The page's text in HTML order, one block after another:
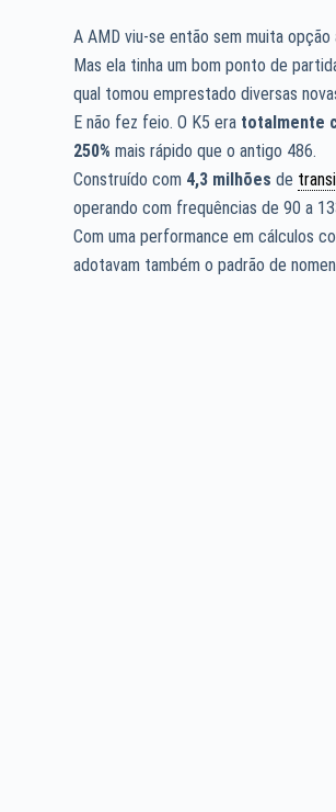
A AMD viu-se então sem muita opção
Mas ela tinha um bom ponto de
qual tomou emprestado diversas
E não fez feio. O K5 era totalmente
250% mais rápido que o antigo 486.
Construído com 4,3 milhões de
operando com frequências de 90 a
Com uma performance em cálculos
adotavam também o padrão de